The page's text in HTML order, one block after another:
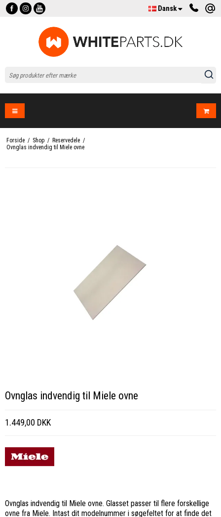
Dansk
Forside / Shop / Reservedele /
Ovnglas indvendig til Miele ovne
Ovnglas indvendig til Miele ovne
1.449,00 DKK
Ovnglas indvendig til Miele ovne. Glasset passer til flere forskellige
ovne fra Miele. Intast dit modelnummer i søgefeltet for at finde det